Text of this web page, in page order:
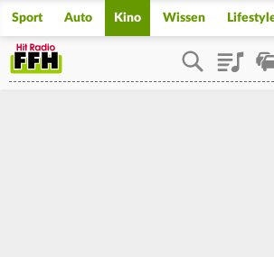
Sport Auto Kino Wissen
Playlist